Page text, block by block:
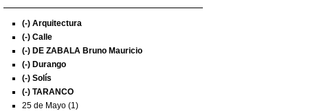
(-) Arquitectura
(-) Calle
(-) DE ZABALA Bruno Mauricio
(-) Durango
(-) Solís
(-) TARANCO
25 de Mayo (1)